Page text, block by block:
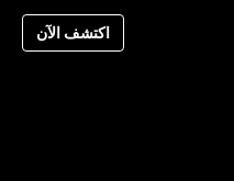
اكتشف الآن